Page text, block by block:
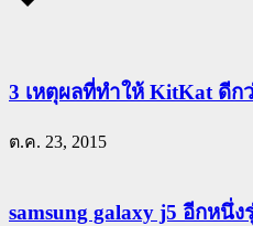
3 เหตุผลที่ทำให้ KitKat ดีก
ต.ค. 23, 2015
samsung galaxy j5 อีกหนึ่